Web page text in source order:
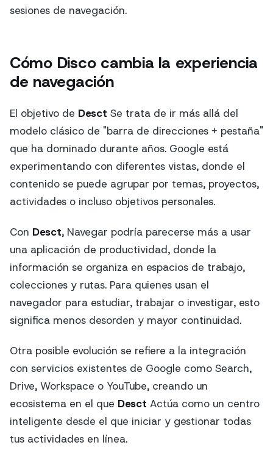
sesiones de navegación.
Cómo Disco cambia la experiencia
de navegación
El objetivo de Desct Se trata de ir más allá del
modelo clásico de "barra de direcciones + pestaña"
que ha dominado durante años. Google está
experimentando con diferentes vistas, donde el
contenido se puede agrupar por temas, proyectos,
actividades o incluso objetivos personales.
Con Desct, Navegar podría parecerse más a usar
una aplicación de productividad, donde la
información se organiza en espacios de trabajo,
colecciones y rutas. Para quienes usan el
navegador para estudiar, trabajar o investigar, esto
significa menos desorden y mayor continuidad.
Otra posible evolución se refiere a la integración
con servicios existentes de Google como Search,
Drive, Workspace o YouTube, creando un
ecosistema en el que Desct Actúa como un centro
inteligente desde el que iniciar y gestionar todas
tus actividades en línea.